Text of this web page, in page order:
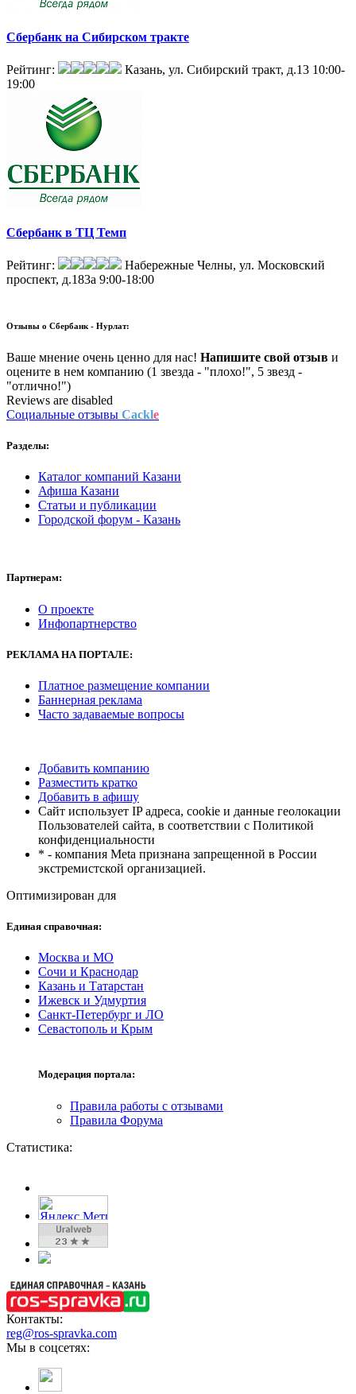
Сбербанк на Сибирском тракте
Рейтинг: Казань, ул. Сибирский тракт, д.13 10:00-
19:00
Сбербанк в ТЦ Темп
Рейтинг:
Набережные Челны, ул. Московский
проспект, д.183а 9:00-18:00
Отзывы о Сбербанк - Нурлат:
Ваше мнение очень ценно для нас! Напишите свой отзыв и
оцените в нем компанию (1 звезда - "плохо!", 5 звезд -
"отлично!")
Reviews are disabled
Социальные отзывы Cackle
Разделы:
Каталог компаний Казани
Афиша Казани
Статьи и публикации
Городской форум - Казань
Партнерам:
О проекте
Инфопартнерство
РЕКЛАМА НА ПОРТАЛЕ:
Платное размещение компании
Баннерная реклама
Часто задаваемые вопросы
Добавить компанию
Разместить кратко
Добавить в афишу
Сайт использует IP адреса, cookie и данные геолокации
Пользователей сайта, в соответствии с Политикой
конфиденциальности
* - компания Meta признана запрещенной в России
экстремистской организацией.
Оптимизирован для
Единая справочная:
Москва и МО
Сочи и Краснодар
Казань и Татарстан
Ижевск и Удмуртия
Санкт-Петербург и ЛО
Севастополь и Крым
Модерация портала:
Правила работы с отзывами
Правила Форума
Статистика:
Контакты:
reg@ros-spravka.com
Мы в соцсетях: